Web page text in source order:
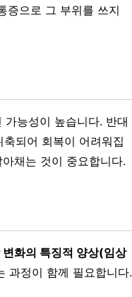
증으로 그 부위를 쓰지
가능성이 높습니다. 반대
되어 회복이 어려워집
채는 것이 중요합니다.
변화의 특징적 양상(임상
과정이 함께 필요합니다.